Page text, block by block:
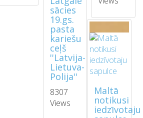
sācies
19.gs.
pasta
kariešu
ceļš
''Latvija-
Lietuva-
Polija''
8307
Views
Maltā
notikusi
iedzīvotaju